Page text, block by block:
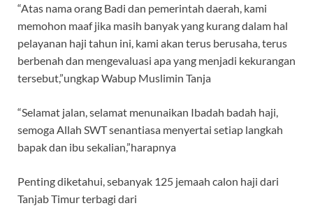
“Atas nama orang Badi dan pemerintah daerah, kami
memohon maaf jika masih banyak yang kurang dalam hal
pelayanan haji tahun ini, kami akan terus berusaha, terus
berbenah dan mengevaluasi apa yang menjadi kekurangan
tersebut,”ungkap Wabup Muslimin Tanja
“Selamat jalan, selamat menunaikan Ibadah badah haji,
semoga Allah SWT senantiasa menyertai setiap langkah
bapak dan ibu sekalian,”harapnya
Penting diketahui, sebanyak 125 jemaah calon haji dari
Tanjab Timur terbagi dari